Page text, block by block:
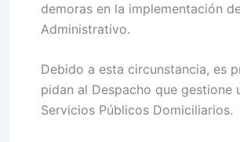
demoras en la implementación
Administrativo.
Debido a esta circunstancia, es
pidan al Despacho que gestione
Servicios Públicos Domiciliarios.